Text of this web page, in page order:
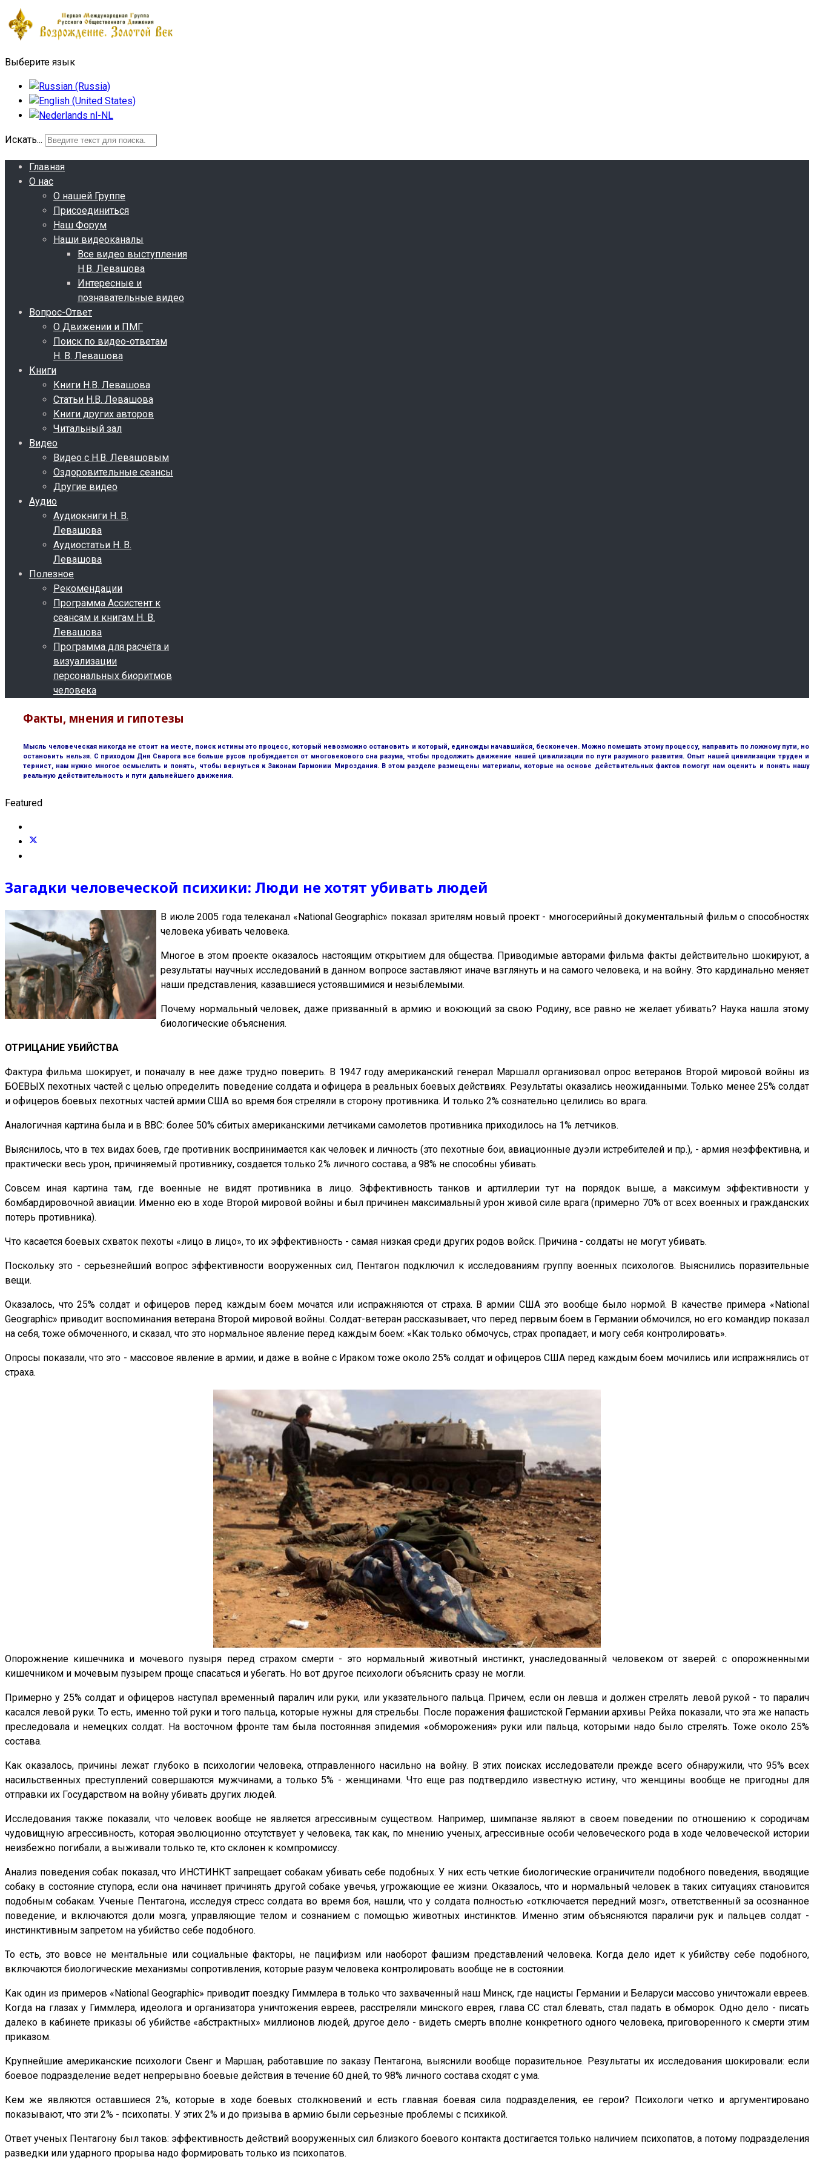
Выберите язык
Искать...
Главная
О нас
О нашей Группе
Присоединиться
Наш Форум
Наши видеоканалы
Все видео выступления
Н.В. Левашова
Интересные и
познавательные видео
Вопрос-Ответ
О Движении и ПМГ
Поиск по видео-ответам
Н. В. Левашова
Книги
Книги Н.В. Левашова
Статьи Н.В. Левашова
Книги других авторов
Читальный зал
Видео
Видео с Н.В. Левашовым
Оздоровительные сеансы
Другие видео
Аудио
Аудиокниги Н. В.
Левашова
Аудиостатьи Н. В.
Левашова
Полезное
Рекомендации
Программа Ассистент к
сеансам и книгам Н. В.
Левашова
Программа для расчёта и
визуализации
персональных биоритмов
человека
Факты, мнения и гипотезы
Мысль человеческая никогда не стоит на месте, поиск истины это процесс, который невозможно остановить и который, единожды начавшийся, бесконечен. Можно помешать этому процессу, направить по ложному пути, но
остановить нельзя. С приходом Дня Сварога все больше русов пробуждается от многовекового сна разума, чтобы продолжить движение нашей цивилизации по пути разумного развития. Опыт нашей цивилизации труден и
тернист, нам нужно многое осмыслить и понять, чтобы вернуться к Законам Гармонии Мироздания. В этом разделе размещены материалы, которые на основе действительных фактов помогут нам оценить и понять нашу
реальную действительность и пути дальнейшего движения.
Featured
Загадки человеческой психики: Люди не хотят убивать людей
В июле 2005 года телеканал «National Geographic» показал зрителям новый проект - многосерийный документальный фильм о способностях
человека убивать человека.
Многое в этом проекте оказалось настоящим открытием для общества. Приводимые авторами фильма факты действительно шокируют, а
результаты научных исследований в данном вопросе заставляют иначе взглянуть и на самого человека, и на войну. Это кардинально меняет
наши представления, казавшиеся устоявшимися и незыблемыми.
Почему нормальный человек, даже призванный в армию и воюющий за свою Родину, все равно не желает убивать? Наука нашла этому
биологические объяснения.
ОТРИЦАНИЕ УБИЙСТВА
Фактура фильма шокирует, и поначалу в нее даже трудно поверить. В 1947 году американский генерал Маршалл организовал опрос ветеранов Второй мировой войны из
БОЕВЫХ пехотных частей с целью определить поведение солдата и офицера в реальных боевых действиях. Результаты оказались неожиданными. Только менее 25% солдат
и офицеров боевых пехотных частей армии США во время боя стреляли в сторону противника. И только 2% сознательно целились во врага.
Аналогичная картина была и в ВВС: более 50% сбитых американскими летчиками самолетов противника приходилось на 1% летчиков.
Выяснилось, что в тех видах боев, где противник воспринимается как человек и личность (это пехотные бои, авиационные дуэли истребителей и пр.), - армия неэффективна, и
практически весь урон, причиняемый противнику, создается только 2% личного состава, а 98% не способны убивать.
Совсем иная картина там, где военные не видят противника в лицо. Эффективность танков и артиллерии тут на порядок выше, а максимум эффективности у
бомбардировочной авиации. Именно ею в ходе Второй мировой войны и был причинен максимальный урон живой силе врага (примерно 70% от всех военных и гражданских
потерь противника).
Что касается боевых схваток пехоты «лицо в лицо», то их эффективность - самая низкая среди других родов войск. Причина - солдаты не могут убивать.
Поскольку это - серьезнейший вопрос эффективности вооруженных сил, Пентагон подключил к исследованиям группу военных психологов. Выяснились поразительные
вещи.
Оказалось, что 25% солдат и офицеров перед каждым боем мочатся или испражняются от страха. В армии США это вообще было нормой. В качестве примера «National
Geographic» приводит воспоминания ветерана Второй мировой войны. Солдат-ветеран рассказывает, что перед первым боем в Германии обмочился, но его командир показал
на себя, тоже обмоченного, и сказал, что это нормальное явление перед каждым боем: «Как только обмочусь, страх пропадает, и могу себя контролировать».
Опросы показали, что это - массовое явление в армии, и даже в войне с Ираком тоже около 25% солдат и офицеров США перед каждым боем мочились или испражнялись от
страха.
Опорожнение кишечника и мочевого пузыря перед страхом смерти - это нормальный животный инстинкт, унаследованный человеком от зверей: с опорожненными
кишечником и мочевым пузырем проще спасаться и убегать. Но вот другое психологи объяснить сразу не могли.
Примерно у 25% солдат и офицеров наступал временный паралич или руки, или указательного пальца. Причем, если он левша и должен стрелять левой рукой - то паралич
касался левой руки. То есть, именно той руки и того пальца, которые нужны для стрельбы. После поражения фашистской Германии архивы Рейха показали, что эта же напасть
преследовала и немецких солдат. На восточном фронте там была постоянная эпидемия «обморожения» руки или пальца, которыми надо было стрелять. Тоже около 25%
состава.
Как оказалось, причины лежат глубоко в психологии человека, отправленного насильно на войну. В этих поисках исследователи прежде всего обнаружили, что 95% всех
насильственных преступлений совершаются мужчинами, а только 5% - женщинами. Что еще раз подтвердило известную истину, что женщины вообще не пригодны для
отправки их Государством на войну убивать других людей.
Исследования также показали, что человек вообще не является агрессивным существом. Например, шимпанзе являют в своем поведении по отношению к сородичам
чудовищную агрессивность, которая эволюционно отсутствует у человека, так как, по мнению ученых, агрессивные особи человеческого рода в ходе человеческой истории
неизбежно погибали, а выживали только те, кто склонен к компромиссу.
Анализ поведения собак показал, что ИНСТИНКТ запрещает собакам убивать себе подобных. У них есть четкие биологические ограничители подобного поведения, вводящие
собаку в состояние ступора, если она начинает причинять другой собаке увечья, угрожающие ее жизни. Оказалось, что и нормальный человек в таких ситуациях становится
подобным собакам. Ученые Пентагона, исследуя стресс солдата во время боя, нашли, что у солдата полностью «отключается передний мозг», ответственный за осознанное
поведение, и включаются доли мозга, управляющие телом и сознанием с помощью животных инстинктов. Именно этим объясняются параличи рук и пальцев солдат -
инстинктивным запретом на убийство себе подобного.
То есть, это вовсе не ментальные или социальные факторы, не пацифизм или наоборот фашизм представлений человека. Когда дело идет к убийству себе подобного,
включаются биологические механизмы сопротивления, которые разум человека контролировать вообще не в состоянии.
Как один из примеров «National Geographic» приводит поездку Гиммлера в только что захваченный наш Минск, где нацисты Германии и Беларуси массово уничтожали евреев.
Когда на глазах у Гиммлера, идеолога и организатора уничтожения евреев, расстреляли минского еврея, глава СС стал блевать, стал падать в обморок. Одно дело - писать
далеко в кабинете приказы об убийстве «абстрактных» миллионов людей, другое дело - видеть смерть вполне конкретного одного человека, приговоренного к смерти этим
приказом.
Крупнейшие американские психологи Свенг и Маршан, работавшие по заказу Пентагона, выяснили вообще поразительное. Результаты их исследования шокировали: если
боевое подразделение ведет непрерывно боевые действия в течение 60 дней, то 98% личного состава сходят с ума.
Кем же являются оставшиеся 2%, которые в ходе боевых столкновений и есть главная боевая сила подразделения, ее герои? Психологи четко и аргументировано
показывают, что эти 2% - психопаты. У этих 2% и до призыва в армию были серьезные проблемы с психикой.
Ответ ученых Пентагону был таков: эффективность действий вооруженных сил близкого боевого контакта достигается только наличием психопатов, а потому подразделения
разведки или ударного прорыва надо формировать только из психопатов.